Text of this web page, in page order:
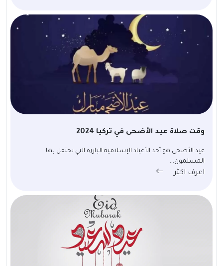
وقت صلاة عيد الأضحى في تركيا 2024
عيد الأضحى هو أحد الأعياد الإسلامية البارزة التي تحتفل بها
المسلمون...
اعرف اكثر